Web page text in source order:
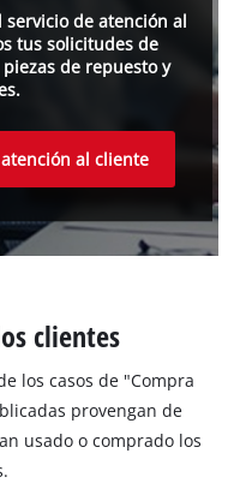
de atención al
tus solicitudes de
de repuesto y
al cliente
clientes
los casos de "Compra
provengan de
usado o comprado los